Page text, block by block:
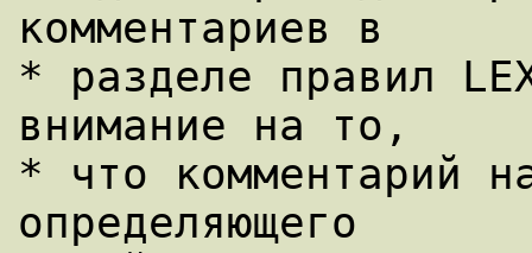
комментариев в
* разделе правил
внимание на то,
* что комментарий
определяющего